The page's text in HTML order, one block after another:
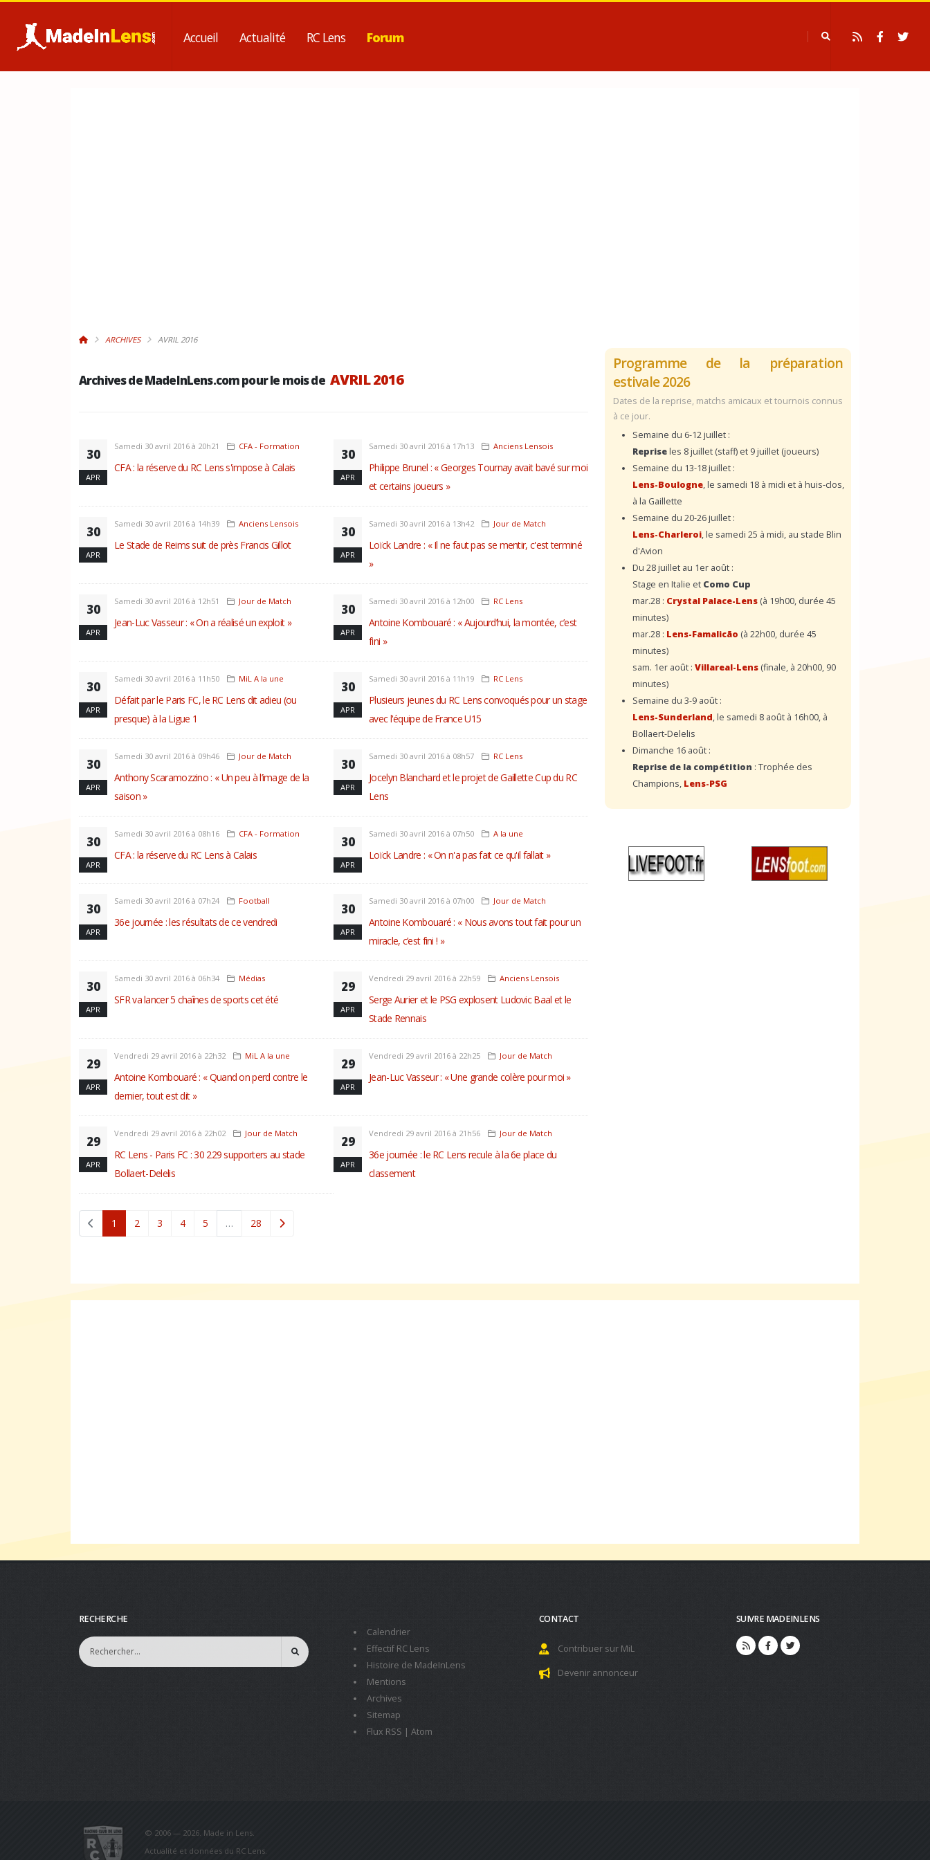
Accueil Actualité RC Lens Forum
ARCHIVES AVRIL 2016
Archives de MadeInLens.com pour le mois de AVRIL 2016
30
APR
Samedi 30 avril 2016 à 20h21 CFA - Formation
CFA : la réserve du RC Lens s'impose à Calais
30
APR
Samedi 30 avril 2016 à 17h13 Anciens Lensois
Philippe Brunel : « Georges Tournay avait bavé sur moi
et certains joueurs »
30
APR
Samedi 30 avril 2016 à 14h39 Anciens Lensois
Le Stade de Reims suit de près Francis Gillot
30
APR
Samedi 30 avril 2016 à 13h42 Jour de Match
Loïck Landre : « Il ne faut pas se mentir, c'est terminé
»
30
APR
Samedi 30 avril 2016 à 12h51 Jour de Match
Jean-Luc Vasseur : « On a réalisé un exploit »
30
APR
Samedi 30 avril 2016 à 12h00 RC Lens
Antoine Kombouaré : « Aujourd’hui, la montée, c’est
fini »
30
APR
Samedi 30 avril 2016 à 11h50 MiL A la une
Défait par le Paris FC, le RC Lens dit adieu (ou
presque) à la Ligue 1
30
APR
Samedi 30 avril 2016 à 11h19 RC Lens
Plusieurs jeunes du RC Lens convoqués pour un stage
avec l'équipe de France U15
30
APR
Samedi 30 avril 2016 à 09h46 Jour de Match
Anthony Scaramozzino : « Un peu à l’image de la
saison »
30
APR
Samedi 30 avril 2016 à 08h57 RC Lens
Jocelyn Blanchard et le projet de Gaillette Cup du RC
Lens
30
APR
Samedi 30 avril 2016 à 08h16 CFA - Formation
CFA : la réserve du RC Lens à Calais
30
APR
Samedi 30 avril 2016 à 07h50 A la une
Loïck Landre : « On n'a pas fait ce qu'il fallait »
30
APR
Samedi 30 avril 2016 à 07h24 Football
36e journée : les résultats de ce vendredi
30
APR
Samedi 30 avril 2016 à 07h00 Jour de Match
Antoine Kombouaré : « Nous avons tout fait pour un
miracle, c’est fini ! »
30
APR
Samedi 30 avril 2016 à 06h34 Médias
SFR va lancer 5 chaînes de sports cet été
29
APR
Vendredi 29 avril 2016 à 22h59 Anciens Lensois
Serge Aurier et le PSG explosent Ludovic Baal et le
Stade Rennais
29
APR
Vendredi 29 avril 2016 à 22h32 MiL A la une
Antoine Kombouaré : « Quand on perd contre le
dernier, tout est dit »
29
APR
Vendredi 29 avril 2016 à 22h25 Jour de Match
Jean-Luc Vasseur : « Une grande colère pour moi »
29
APR
Vendredi 29 avril 2016 à 22h02 Jour de Match
RC Lens - Paris FC : 30 229 supporters au stade
Bollaert-Delelis
29
APR
Vendredi 29 avril 2016 à 21h56 Jour de Match
36e journée : le RC Lens recule à la 6e place du
classement
1 (current)
2 3 4 5 … 28
Programme de la préparation
estivale 2026
Dates de la reprise, matchs amicaux et tournois connus
à ce jour.
Semaine du 6-12 juillet :
Repriseles 8 juillet (staff) et 9 juillet (joueurs)
Semaine du 13-18 juillet :
Lens-Boulogne, le samedi 18 à midi et à huis-clos,
à la Gaillette
Semaine du 20-26 juillet :
Lens-Charleroi, le samedi 25 à midi, au stade Blin
d'Avion
Du 28 juillet au 1er août :
Stage en Italie et Como Cup
mar.28 : Crystal Palace-Lens (à 19h00, durée 45
minutes)
mar.28 : Lens-Famalicão (à 22h00, durée 45
minutes)
sam. 1er août : Villareal-Lens (finale, à 20h00, 90
minutes)
Semaine du 3-9 août :
Lens-Sunderland, le samedi 8 août à 16h00, à
Bollaert-Delelis
Dimanche 16 août :
Reprise de la compétition : Trophée des
Champions, Lens-PSG
RECHERCHE
Calendrier
Effectif RC Lens
Histoire de MadeInLens
Mentions
Archives
Sitemap
Flux RSS | Atom
CONTACT
Contribuer sur MiL
Devenir annonceur
SUIVRE MADEINLENS
© 2006 — 2026. Made in Lens.
Actualité et données du RC Lens.